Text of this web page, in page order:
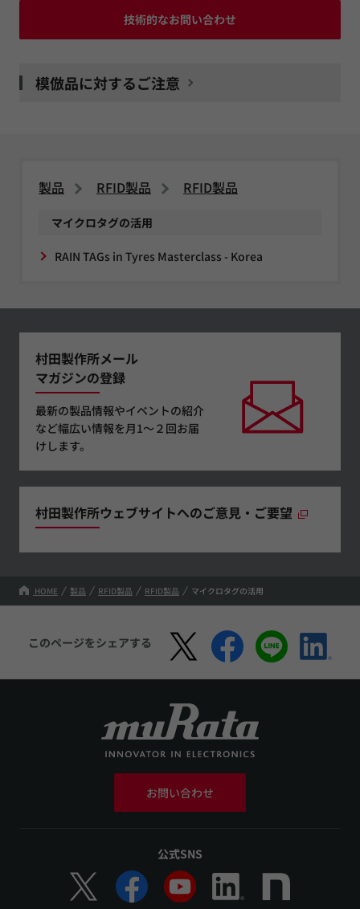
技術的なお問い合わせ
模倣品に対するご注意
製品 RFID製品 RFID製品
マイクロタグの活用
RAIN TAGs in Tyres Masterclass - Korea
村田製作所メール
マガジンの登録
最新の製品情報やイベントの紹介
など幅広い情報を月1～２回お届
けします。
村田製作所ウェブサイトへのご意見・ご要望
HOME 製品 RFID製品 RFID製品 マイクロタグの活用
このページをシェアする
お問い合わせ
公式SNS